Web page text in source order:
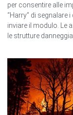
per consentire alle
“Harry” di segnalare
inviare il modulo. Le
le strutture